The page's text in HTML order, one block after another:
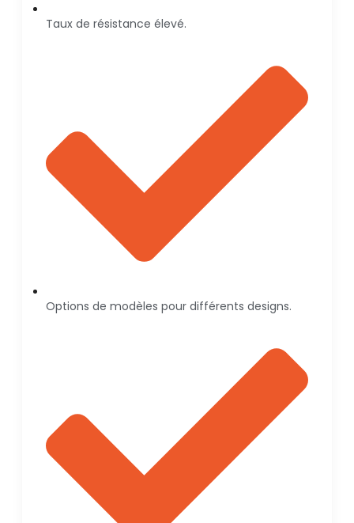
Taux de résistance élevé.
Options de modèles pour différents designs.